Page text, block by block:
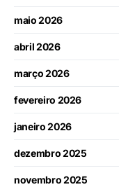
maio 2026
abril 2026
março 2026
fevereiro 2026
janeiro 2026
dezembro 2025
novembro 2025